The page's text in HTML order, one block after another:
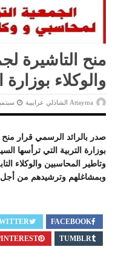
منح التاشيرة
والوكلاء بوزارة
Attayma الشاذلي عرايبية سبتمبر 23,
صدر بالرائد الرسمي قرار منح
بوزارة التربية التي ترأسها
وتاطير المحاسبين والوكلاء
وبمشاغلهم وترشيدهم من أجل
FACEBOOK
TUMBLR